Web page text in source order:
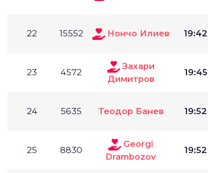
22 15552 Нончо Илиев 19:42
23 4572
Захари
Димитров
19:45
24 5635 Теодор Банев 19:52
25 8830
Georgi
Drambozov
19:52